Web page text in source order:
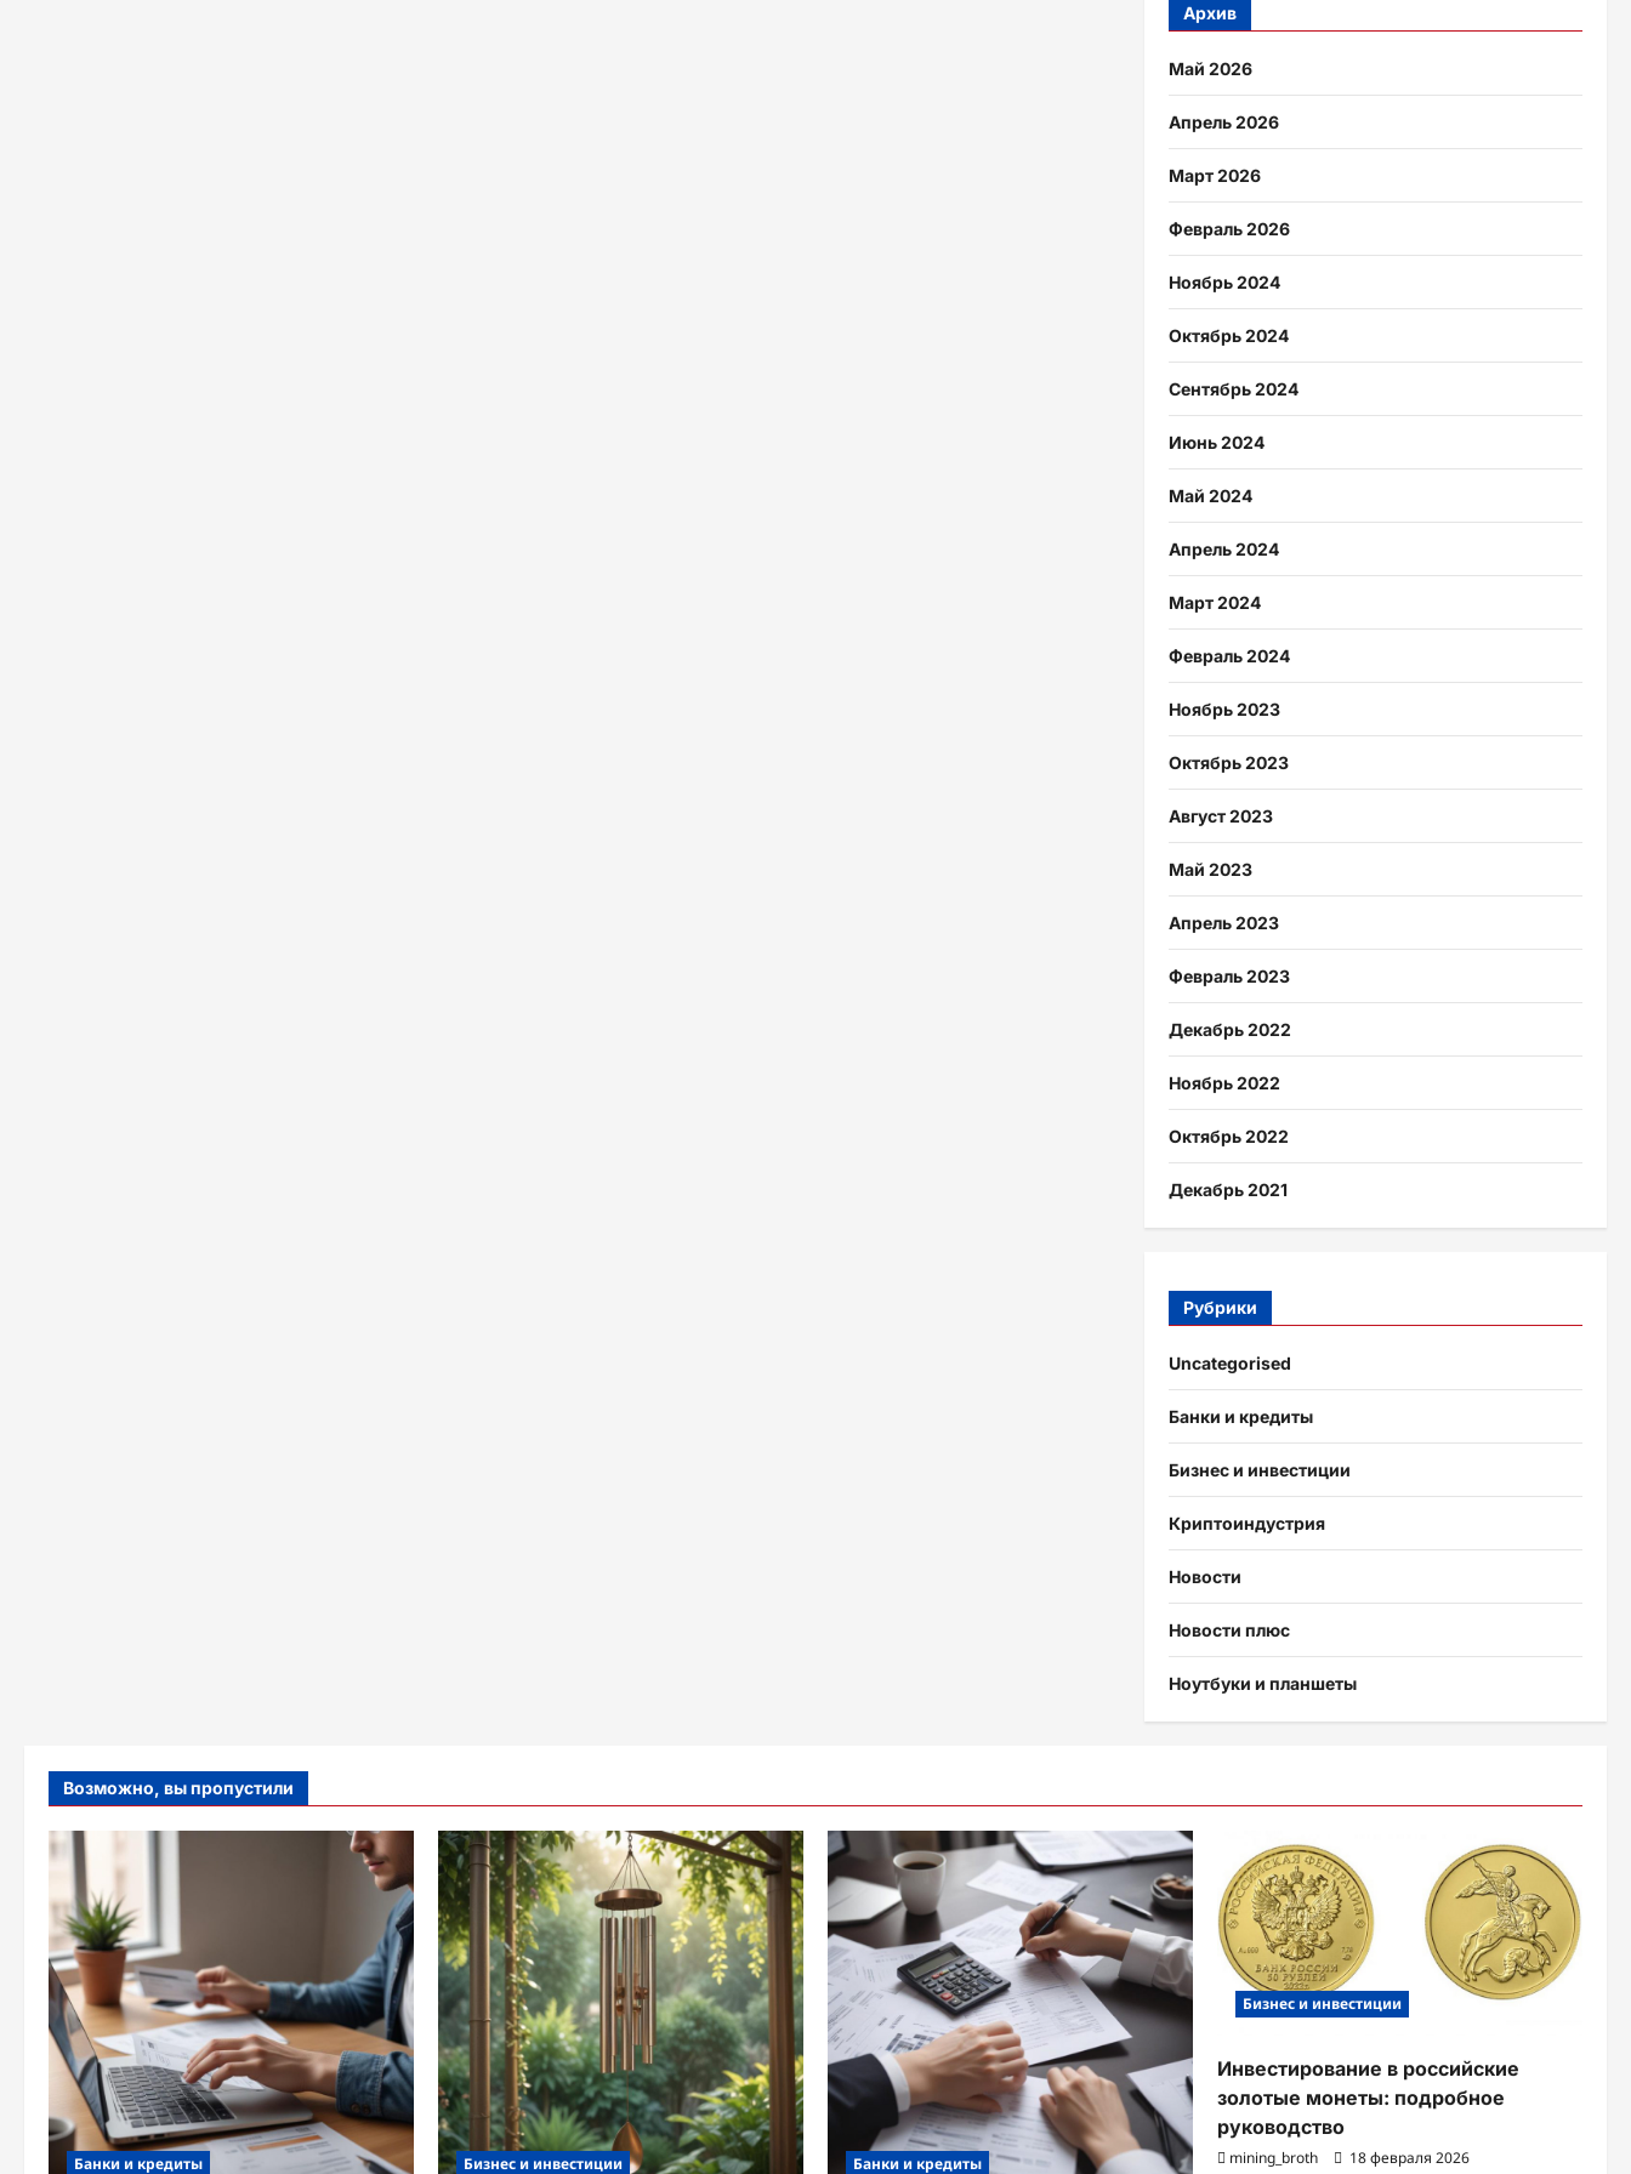
Архив
Май 2026
Апрель 2026
Март 2026
Февраль 2026
Ноябрь 2024
Октябрь 2024
Сентябрь 2024
Июнь 2024
Май 2024
Апрель 2024
Март 2024
Февраль 2024
Ноябрь 2023
Октябрь 2023
Август 2023
Май 2023
Апрель 2023
Февраль 2023
Декабрь 2022
Ноябрь 2022
Октябрь 2022
Декабрь 2021
Рубрики
Uncategorised
Банки и кредиты
Бизнес и инвестиции
Криптоиндустрия
Новости
Новости плюс
Ноутбуки и планшеты
Возможно, вы пропустили
Банки и кредиты Бизнес и инвестиции Банки и кредиты
Бизнес и инвестиции
Инвестирование в российские
золотые монеты: подробное
руководство
mining_broth 18 февраля 2026